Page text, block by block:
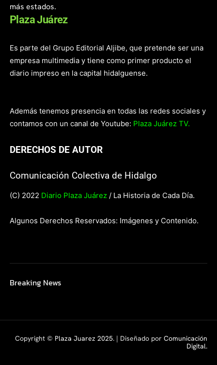
más estados.
Plaza Juárez
Es parte del Grupo Editorial Aljibe, que pretende ser una
empresa multimedia y tiene como primer producto el
diario impreso en la capital hidalguense.
Además tenemos presencia en todas las redes sociales y
contamos con un canal de Youtube: Plaza Juárez TV.
DERECHOS DE AUTOR
Comunicación Colectiva de Hidalgo
(C) 2022 Diario Plaza Juárez / La Historia de Cada Día.
Algunos Derechos Reservados: Imágenes y Contenido.
Breaking News
Copyright © Plaza Juarez 2025. | Diseñado por Comunicación
Digital.